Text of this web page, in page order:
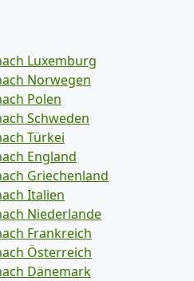
Luxemburg
Norwegen
Polen
Schweden
Türkei
England
Griechenland
Italien
Niederlande
Frankreich
Österreich
Dänemark